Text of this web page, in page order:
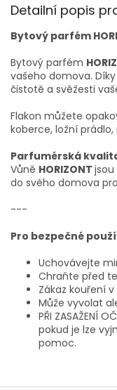
Detailní popis
Bytový parfém
Bytový parfém
vašeho domova.
čistotě a svěžesti
Flakon můžete
koberce, ložní
Parfumérská
Vůně HORIZONT
do svého domova
---
Pro bezpečné
Uchovávejte
Chraňte před
Zákaz kouření
Může vyvolat
PŘI ZASAŽENÍ
pokud je lze
pomoc.